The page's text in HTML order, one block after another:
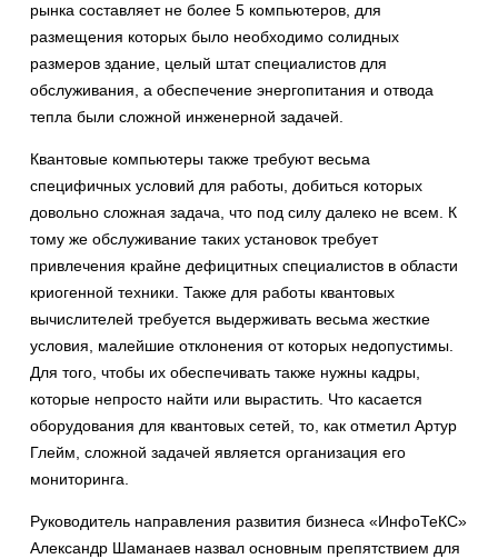
рынка составляет не более 5 компьютеров, для
размещения которых было необходимо солидных
размеров здание, целый штат специалистов для
обслуживания, а обеспечение энергопитания и отвода
тепла были сложной инженерной задачей.
Квантовые компьютеры также требуют весьма
специфичных условий для работы, добиться которых
довольно сложная задача, что под силу далеко не всем. К
тому же обслуживание таких установок требует
привлечения крайне дефицитных специалистов в области
криогенной техники. Также для работы квантовых
вычислителей требуется выдерживать весьма жесткие
условия, малейшие отклонения от которых недопустимы.
Для того, чтобы их обеспечивать также нужны кадры,
которые непросто найти или вырастить. Что касается
оборудования для квантовых сетей, то, как отметил Артур
Глейм, сложной задачей является организация его
мониторинга.
Руководитель направления развития бизнеса «ИнфоТеКС»
Александр Шаманаев назвал основным препятствием для